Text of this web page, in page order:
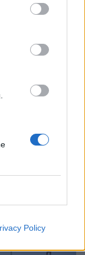
Policy
a
ki a
fodrászcikk-